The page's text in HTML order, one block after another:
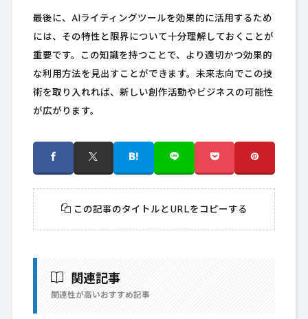
最後に、AIライティングツールを効果的に活用するため
には、その特性と限界について十分理解しておくことが
重要です。この知識を持つことで、より適切かつ効果的
な利用方法を見出すことができます。未来志向でこの技
術を取り入れれば、新しい創作活動やビジネスの可能性
が広がります。
この記事のタイトルとURLをコピーする
関連記事
関連性が高いおすすめ記事